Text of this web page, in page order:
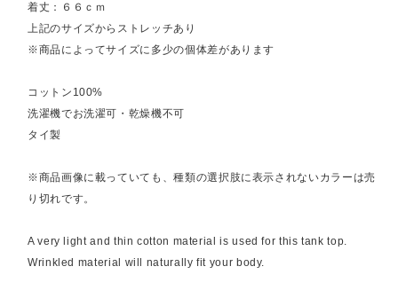
着丈：６６ｃｍ
上記のサイズからストレッチあり
※商品によってサイズに多少の個体差があります
コットン100%
洗濯機でお洗濯可・乾燥機不可
タイ製
※商品画像に載っていても、種類の選択肢に表示されないカラーは売
り切れです。
A very light and thin cotton material is used for this tank top.
Wrinkled material will naturally fit your body.